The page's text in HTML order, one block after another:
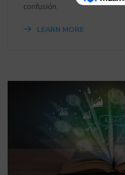
confusión.
LEARN MORE